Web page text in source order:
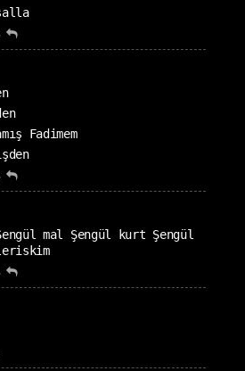
Fadimem
mal Şengül kurt Şengül